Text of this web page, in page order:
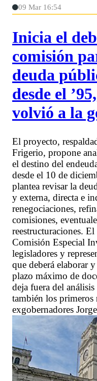
09 Mar 16:54
Inicia el
comisión
deuda
desde el
volvió a la
El proyecto,
Frigerio, propone
el destino del
desde el 10 de
plantea revisar la
y externa, directa e
renegociaciones,
comisiones,
reestructuraciones.
Comisión Especial
legisladores y
que deberá elaborar
plazo máximo de
deja fuera del
también los primeros
exgobernadores